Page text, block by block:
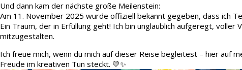
Und dann kam der nächste große Meilenstein:
Am 11. November 2025 wurde offiziell bekannt gegeben, dass ich
Ein Traum, der in Erfüllung geht! Ich bin unglaublich aufgeregt,
mitzugestalten.
Ich freue mich, wenn du mich auf dieser Reise begleitest – hier auf
Freude im kreativen Tun steckt. 💛✨